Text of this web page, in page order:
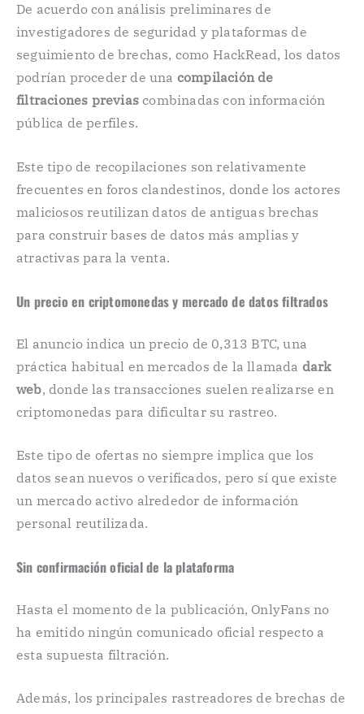
De acuerdo con análisis preliminares de
investigadores de seguridad y plataformas de
seguimiento de brechas, como HackRead, los datos
podrían proceder de una compilación de
filtraciones previas combinadas con información
pública de perfiles.
Este tipo de recopilaciones son relativamente
frecuentes en foros clandestinos, donde los actores
maliciosos reutilizan datos de antiguas brechas
para construir bases de datos más amplias y
atractivas para la venta.
Un precio en criptomonedas y mercado de datos filtrados
El anuncio indica un precio de 0,313 BTC, una
práctica habitual en mercados de la llamada dark
web, donde las transacciones suelen realizarse en
criptomonedas para dificultar su rastreo.
Este tipo de ofertas no siempre implica que los
datos sean nuevos o verificados, pero sí que existe
un mercado activo alrededor de información
personal reutilizada.
Sin confirmación oficial de la plataforma
Hasta el momento de la publicación, OnlyFans no
ha emitido ningún comunicado oficial respecto a
esta supuesta filtración.
Además, los principales rastreadores de brechas de